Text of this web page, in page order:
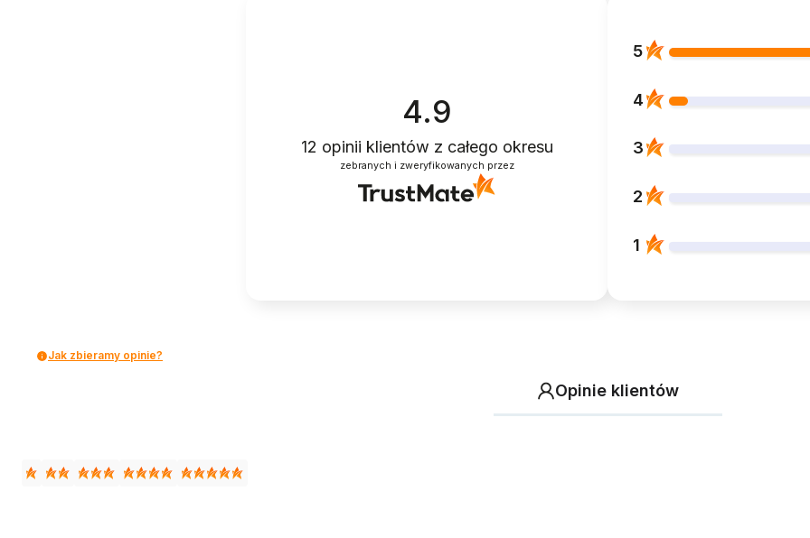
4.9
12 opinii klientów z całego okresu
zebranych i zweryfikowanych przez
5
4
3
2
1
Jak zbieramy opinie?
Opinie klientów